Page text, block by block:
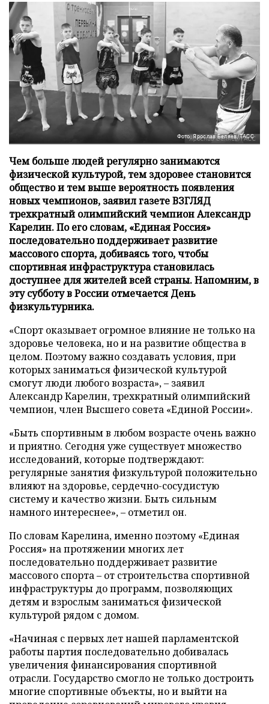
Фото: Ярослав Беляев/ТАСС
Чем больше людей регулярно занимаются
физической культурой, тем здоровее становится
общество и тем выше вероятность появления
новых чемпионов, заявил газете ВЗГЛЯД
трехкратный олимпийский чемпион Александр
Карелин. По его словам, «Единая Россия»
последовательно поддерживает развитие
массового спорта, добиваясь того, чтобы
спортивная инфраструктура становилась
доступнее для жителей всей страны. Напомним, в
эту субботу в России отмечается День
физкультурника.
«Спорт оказывает огромное влияние не только на
здоровье человека, но и на развитие общества в
целом. Поэтому важно создавать условия, при
которых заниматься физической культурой
смогут люди любого возраста», – заявил
Александр Карелин, трехкратный олимпийский
чемпион, член Высшего совета «Единой России».
«Быть спортивным в любом возрасте очень важно
и приятно. Сегодня уже существует множество
исследований, которые подтверждают:
регулярные занятия физкультурой положительно
влияют на здоровье, сердечно-сосудистую
систему и качество жизни. Быть сильным
намного интереснее», – отметил он.
По словам Карелина, именно поэтому «Единая
Россия» на протяжении многих лет
последовательно поддерживает развитие
массового спорта – от строительства спортивной
инфраструктуры до программ, позволяющих
детям и взрослым заниматься физической
культурой рядом с домом.
«Начиная с первых лет нашей парламентской
работы партия последовательно добивалась
увеличения финансирования спортивной
отрасли. Государство смогло не только достроить
многие спортивные объекты, но и выйти на